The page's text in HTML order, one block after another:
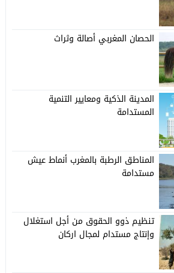
الحصان المغربي أصالة وثراث
المدينة الذكية ومعايير التنمية
المستدامة
المناطق الرطبة بالمغرب أنماط عيش
مستدامة
تنظيم ذوو الحقوق من أجل استغلال
وإنتاج مستدام لمجال اركان